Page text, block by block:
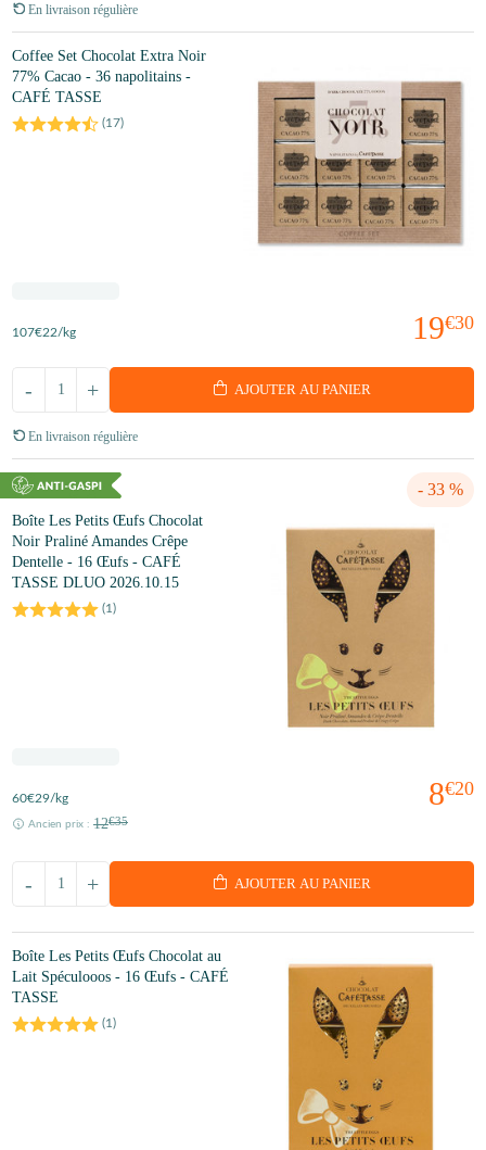
En livraison régulière
Coffee Set Chocolat Extra Noir
77% Cacao - 36 napolitains -
CAFÉ TASSE
(17)
19€30
107€22/kg
+
- AJOUTER AU PANIER
En livraison régulière
- 33 %
Boîte Les Petits Œufs Chocolat
Noir Praliné Amandes Crêpe
Dentelle - 16 Œufs - CAFÉ
TASSE DLUO 2026.10.15
(1)
8€20
60€29/kg
Ancien prix : 12€35
+
- AJOUTER AU PANIER
Boîte Les Petits Œufs Chocolat au
Lait Spéculooos - 16 Œufs - CAFÉ
TASSE
(1)